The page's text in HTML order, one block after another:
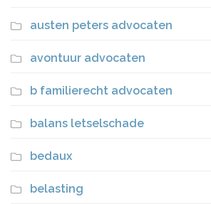
austen peters advocaten
avontuur advocaten
b familierecht advocaten
balans letselschade
bedaux
belasting